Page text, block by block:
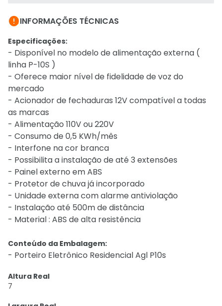
INFORMAÇÕES TÉCNICAS
Especificações:
- Disponível no modelo de alimentação externa (
linha P-10S )
- Oferece maior nível de fidelidade de voz do
mercado
- Acionador de fechaduras 12V compatível a todas
as marcas
- Alimentação 110V ou 220V
- Consumo de 0,5 KWh/mês
- Interfone na cor branca
- Possibilita a instalação de até 3 extensões
- Painel externo em ABS
- Protetor de chuva já incorporado
- Unidade externa com alarme antiviolação
- Instalação até 500m de distância
- Material : ABS de alta resistência
Conteúdo da Embalagem:
- Porteiro Eletrônico Residencial Agl P10s
Altura Real
7